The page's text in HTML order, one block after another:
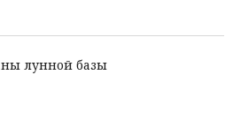
лунной базы